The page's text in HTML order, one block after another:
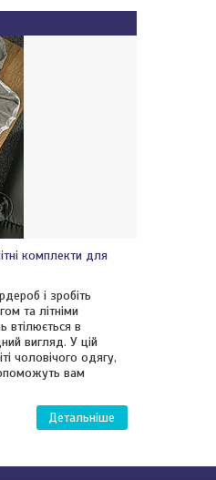
комплекти для
і зробіть
та літніми
втілюється в
вигляд. У цій
чоловічого одягу,
вам